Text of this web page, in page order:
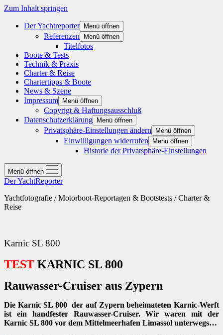
Zum Inhalt springen
Der Yachtreporter Menü öffnen
Referenzen Menü öffnen
Titelfotos
Boote & Tests
Technik & Praxis
Charter & Reise
Chartertipps & Boote
News & Szene
Impressum
Menü öffnen
Copyrigt & Haftungsausschluß
Datenschutzerklärung
Menü öffnen
Privatsphäre-Einstellungen ändern Menü öffnen
Einwilligungen widerrufen Menü öffnen
Historie der Privatsphäre-Einstellungen
Menü öffnen
Der YachtReporter
Yachtfotografie / Motorboot-Reportagen & Bootstests / Charter &
Reise
Karnic SL 800
TEST KARNIC SL 800
Rauwasser-Cruiser aus Zypern
Die Karnic SL 800 der auf Zypern beheimateten Karnic-Werft
ist ein handfester Rauwasser-Cruiser. Wir waren mit der
Karnic SL 800 vor dem Mittelmeerhafen Limassol unterwegs…